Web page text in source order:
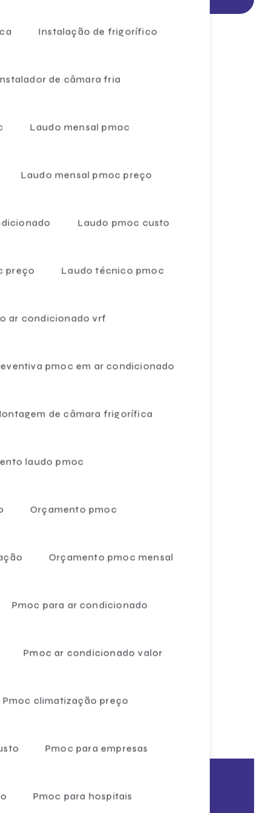
Instalação de frigorífico
de câmara fria
Laudo mensal pmoc
Laudo mensal pmoc preço
Laudo pmoc custo
preço Laudo técnico pmoc
ar condicionado vrf
pmoc em ar condicionado
de câmara frigorífica
laudo pmoc
Orçamento pmoc
Orçamento pmoc mensal
Pmoc para ar condicionado
Pmoc ar condicionado valor
Pmoc climatização preço
Pmoc para empresas
Pmoc para hospitais
Câmaras frigoríficas 5 toneladas
Câmaras frigoríficas comprar
Câmaras frigoríficas fabricantes
Câmaras frigoríficas de grande porte
Câmaras frigoríficas para hortaliças
Câmaras frigoríficas industriais preços
Câmaras frigoríficas preço
Câmaras frigoríficas venda